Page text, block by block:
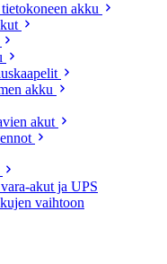
akku
akku
akut
akut ja UPS
vaihtoon